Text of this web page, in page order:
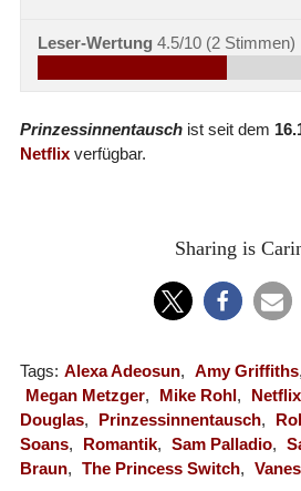
Leser-Wertung 4.5/10 (2Stimmen)
Prinzessinnentauschist seit dem
Netflixverfügbar.
Sharing is
Tags: Alexa Adeosun, Amy Griffiths,
Megan Metzger, Mike Rohl, Netflix
Douglas, Prinzessinnentausch,
Soans, Romantik, Sam Palladio,
Braun, The Princess Switch,